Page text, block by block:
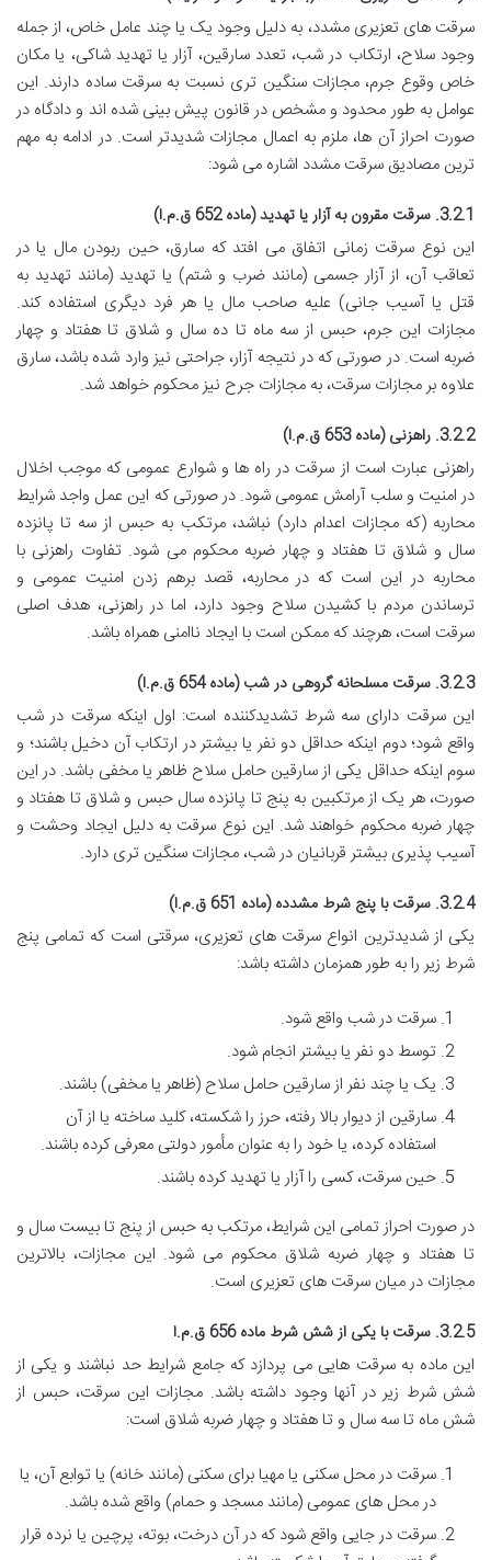
سرقت های تعزیری مشدد، به دلیل وجود یک یا چند عامل خاص، از جمله
وجود سلاح، ارتکاب در شب، تعدد سارقین، آزار یا تهدید شاکی، یا مکان
خاص وقوع جرم، مجازات سنگین تری نسبت به سرقت ساده دارند. این
عوامل به طور محدود و مشخص در قانون پیش بینی شده اند و دادگاه در
صورت احراز آن ها، ملزم به اعمال مجازات شدیدتر است. در ادامه به مهم
ترین مصادیق سرقت مشدد اشاره می شود:
3.2.1. سرقت مقرون به آزار یا تهدید (ماده 652 ق.م.ا)
این نوع سرقت زمانی اتفاق می افتد که سارق، حین ربودن مال یا در
تعاقب آن، از آزار جسمی (مانند ضرب و شتم) یا تهدید (مانند تهدید به
قتل یا آسیب جانی) علیه صاحب مال یا هر فرد دیگری استفاده کند.
مجازات این جرم، حبس از سه ماه تا ده سال و شلاق تا هفتاد و چهار
ضربه است. در صورتی که در نتیجه آزار، جراحتی نیز وارد شده باشد، سارق
علاوه بر مجازات سرقت، به مجازات جرح نیز محکوم خواهد شد.
3.2.2. راهزنی (ماده 653 ق.م.ا)
راهزنی عبارت است از سرقت در راه ها و شوارع عمومی که موجب اخلال
در امنیت و سلب آرامش عمومی شود. در صورتی که این عمل واجد شرایط
محاربه (که مجازات اعدام دارد) نباشد، مرتکب به حبس از سه تا پانزده
سال و شلاق تا هفتاد و چهار ضربه محکوم می شود. تفاوت راهزنی با
محاربه در این است که در محاربه، قصد برهم زدن امنیت عمومی و
ترساندن مردم با کشیدن سلاح وجود دارد، اما در راهزنی، هدف اصلی
سرقت است، هرچند که ممکن است با ایجاد ناامنی همراه باشد.
3.2.3. سرقت مسلحانه گروهی در شب (ماده 654 ق.م.ا)
این سرقت دارای سه شرط تشدیدکننده است: اول اینکه سرقت در شب
واقع شود؛ دوم اینکه حداقل دو نفر یا بیشتر در ارتکاب آن دخیل باشند؛ و
سوم اینکه حداقل یکی از سارقین حامل سلاح ظاهر یا مخفی باشد. در این
صورت، هر یک از مرتکبین به پنج تا پانزده سال حبس و شلاق تا هفتاد و
چهار ضربه محکوم خواهند شد. این نوع سرقت به دلیل ایجاد وحشت و
آسیب پذیری بیشتر قربانیان در شب، مجازات سنگین تری دارد.
3.2.4. سرقت با پنج شرط مشدده (ماده 651 ق.م.ا)
یکی از شدیدترین انواع سرقت های تعزیری، سرقتی است که تمامی پنج
شرط زیر را به طور همزمان داشته باشد:
سرقت در شب واقع شود.
توسط دو نفر یا بیشتر انجام شود.
یک یا چند نفر از سارقین حامل سلاح (ظاهر یا مخفی) باشند.
سارقین از دیوار بالا رفته، حرز را شکسته، کلید ساخته یا از آن
استفاده کرده، یا خود را به عنوان مأمور دولتی معرفی کرده باشند.
حین سرقت، کسی را آزار یا تهدید کرده باشند.
در صورت احراز تمامی این شرایط، مرتکب به حبس از پنج تا بیست سال و
تا هفتاد و چهار ضربه شلاق محکوم می شود. این مجازات، بالاترین
مجازات در میان سرقت های تعزیری است.
3.2.5. سرقت با یکی از شش شرط ماده 656 ق.م.ا
این ماده به سرقت هایی می پردازد که جامع شرایط حد نباشند و یکی از
شش شرط زیر در آنها وجود داشته باشد. مجازات این سرقت، حبس از
شش ماه تا سه سال و تا هفتاد و چهار ضربه شلاق است:
سرقت در محل سکنی یا مهیا برای سکنی (مانند خانه) یا توابع آن، یا
در محل های عمومی (مانند مسجد و حمام) واقع شده باشد.
سرقت در جایی واقع شود که در آن درخت، بوته، پرچین یا نرده قرار